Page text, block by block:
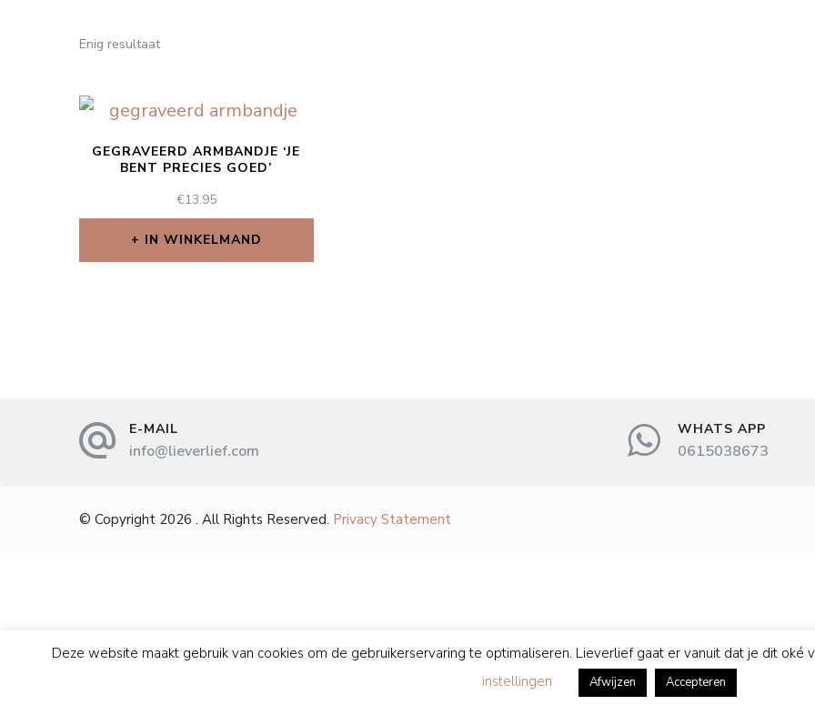
Enig resultaat
GEGRAVEERD ARMBANDJE ‘JE
BENT PRECIES GOED’
€13.95
IN WINKELMAND
E-MAIL
info@lieverlief.com
WHATS APP
0615038673
© Copyright 2026 . All Rights Reserved. Privacy Statement
Deze website maakt gebruik van cookies om de gebruikerservaring te optimaliseren. Lieverlief gaat er vanuit dat je dit
instellingen
Afwijzen Accepteren